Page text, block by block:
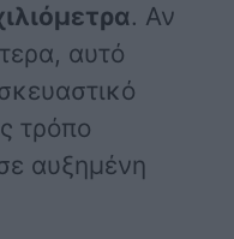
. Αν
αυτό
τρόπο
αυξημένη